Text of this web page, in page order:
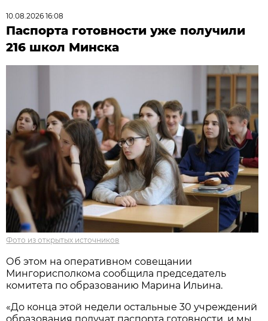
10.08.2026 16:08
Паспорта готовности уже получили
216 школ Минска
Фото из открытых источников
Об этом на оперативном совещании
Мингорисполкома сообщила председатель
комитета по образованию Марина Ильина.
«До конца этой недели остальные 30 учреждений